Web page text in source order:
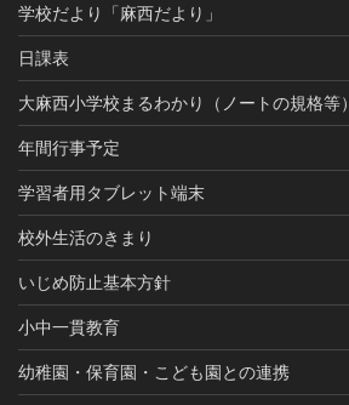
学校だより「麻西だより」
日課表
大麻西小学校まるわかり（ノートの規格等）
年間行事予定
学習者用タブレット端末
校外生活のきまり
いじめ防止基本方針
小中一貫教育
幼稚園・保育園・こども園との連携